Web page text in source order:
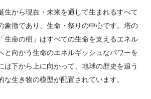
生から現在・未来を通して生まれるすべて
象徴であり、生命・祭りの中心です。塔の
生命の樹」はすべての生命を支えるエネル
と向かう生命のエネルギッシュなパワーを
は下から上に向かって、地球の歴史を追う
な生き物の模型が配置されています。